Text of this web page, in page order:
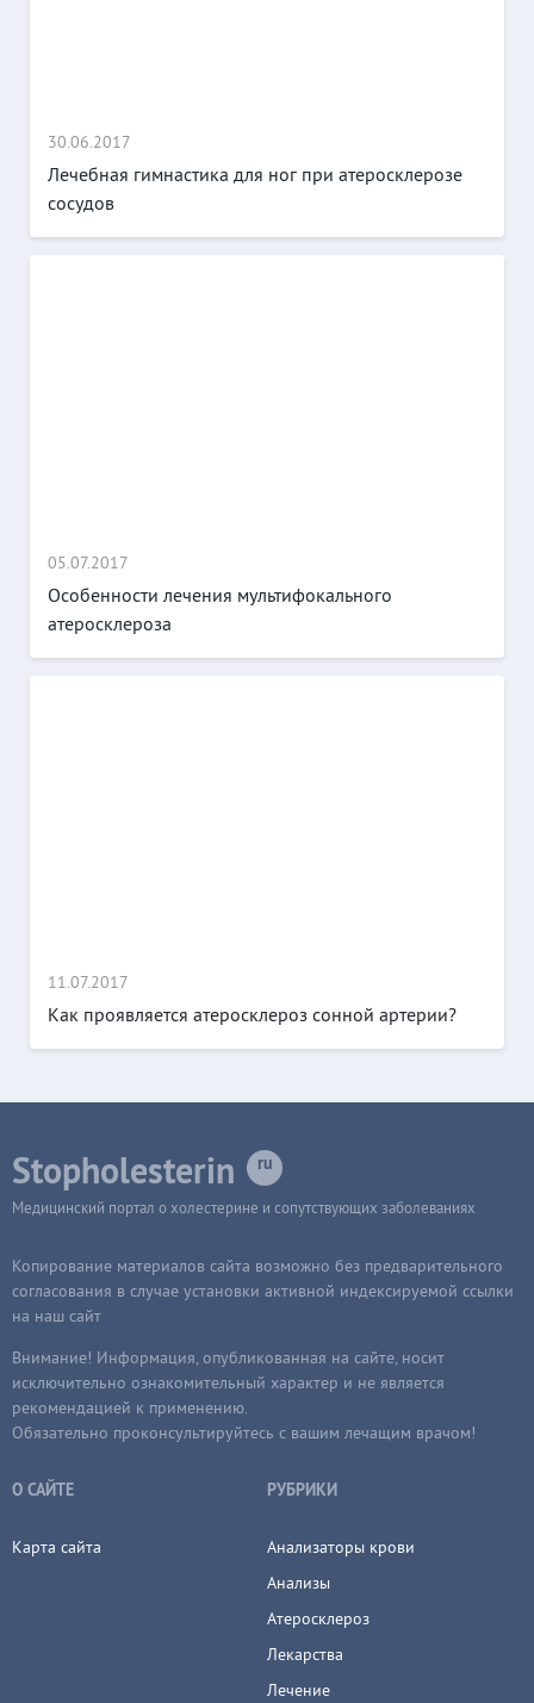
30.06.2017
Лечебная гимнастика для ног при атеросклерозе
сосудов
05.07.2017
Особенности лечения мультифокального
атеросклероза
11.07.2017
Как проявляется атеросклероз сонной артерии?
Stopholesterin
Медицинский портал о холестерине и сопутствующих заболеваниях
Копирование материалов сайта возможно без предварительного
согласования в случае установки активной индексируемой ссылки
на наш сайт
Внимание! Информация, опубликованная на сайте, носит
исключительно ознакомительный характер и не является
рекомендацией к применению.
Обязательно проконсультируйтесь с вашим лечащим врачом!
О САЙТЕ
Карта сайта
РУБРИКИ
Анализаторы крови
Анализы
Атеросклероз
Лекарства
Лечение